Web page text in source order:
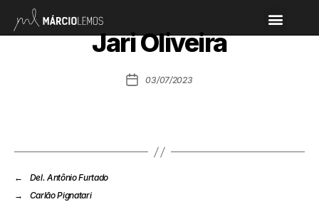
Jari Oliveira
03/07/2023
←
Del. Antônio Furtado
→
Carlão Pignatari